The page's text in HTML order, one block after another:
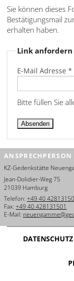
Sie können dieses
Bestätigungsmail
erhalten haben.
Link anfordern
E-Mail Adresse *
Bitte füllen Sie
ANSPRECHPERSON
KZ-Gedenkstätte
Jean-Dolidier-Weg 75
21039 Hamburg
Telefon: +49 40
Fax: +49 40 428131501
E-Mail:
DATENSCHUTZ